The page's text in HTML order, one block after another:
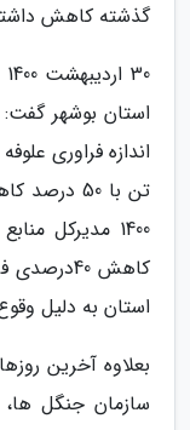
گذشته کاهش
استان بوشهر
1400 مدیرکل
کاهش
استان به دلیل
بعلاوه آخرین
سازمان جنگل